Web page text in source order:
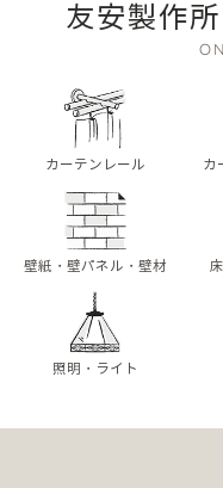
友安製作
カーテンレール カ
壁紙・壁パネル・壁材
照明・ライト